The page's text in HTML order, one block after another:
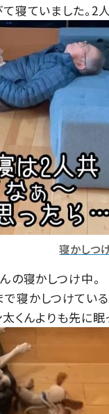
寝ていました。2
寝かしつ
の寝かしつけ中。
かしつけている
くんよりも先に眠